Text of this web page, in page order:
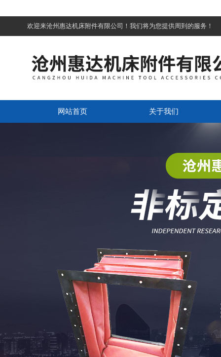
欢迎来沧州惠达机床附件有限公司！我们将为您提供周到的服务！
网站首页 关于我们